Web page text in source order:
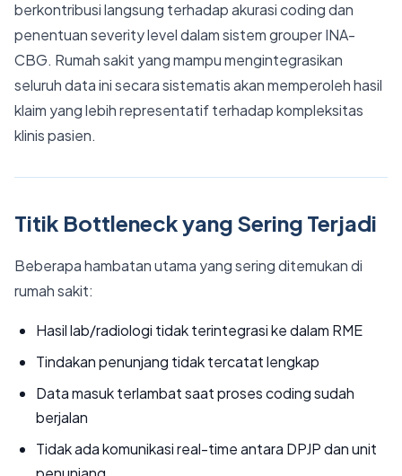
berkontribusi langsung terhadap akurasi coding dan
penentuan severity level dalam sistem grouper INA-
CBG. Rumah sakit yang mampu mengintegrasikan
seluruh data ini secara sistematis akan memperoleh hasil
klaim yang lebih representatif terhadap kompleksitas
klinis pasien.
Titik Bottleneck yang Sering Terjadi
Beberapa hambatan utama yang sering ditemukan di
rumah sakit:
Hasil lab/radiologi tidak terintegrasi ke dalam RME
Tindakan penunjang tidak tercatat lengkap
Data masuk terlambat saat proses coding sudah
berjalan
Tidak ada komunikasi real-time antara DPJP dan unit